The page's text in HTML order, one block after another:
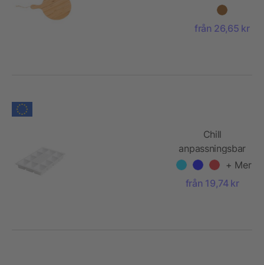
från 26,65 kr
Chill
anpassningsbar
iskubsbricka+ Mer
från 19,74 kr